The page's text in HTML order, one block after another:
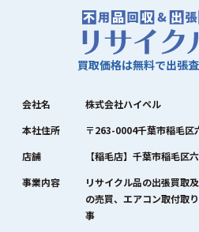
買取価格は無料で出張
会社名
株式会社ハイペル
本社住所
〒263-0004千葉市稲毛
店舗
【稲毛店】千葉市稲毛区
事業内容
リサイクル品の出張買取
の売買、エアコン取付取
事